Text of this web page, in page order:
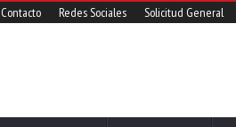
Contacto Redes Sociales Solicitud General